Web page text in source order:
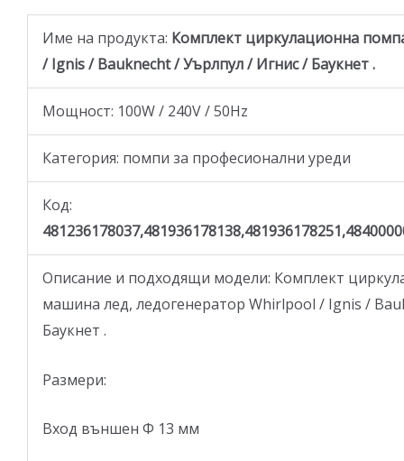
Име на продукта: Комплект циркулационна
/ Ignis / Bauknecht / Уърлпул / Игнис / Баукнет .
Moщност: 100W / 240V / 50Hz
Категория: помпи за професионални уреди
Код:
Описание и подходящи модели: Комплект
машина лед, ледогенератор Whirlpool / Ignis /
Баукнет .
Размери:
Вход външен Ф 13 мм